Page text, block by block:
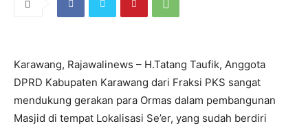
Karawang, Rajawalinews – H.Tatang Taufik, Anggota
DPRD Kabupaten Karawang dari Fraksi PKS sangat
mendukung gerakan para Ormas dalam pembangunan
Masjid di tempat Lokalisasi Se’er, yang sudah berdiri